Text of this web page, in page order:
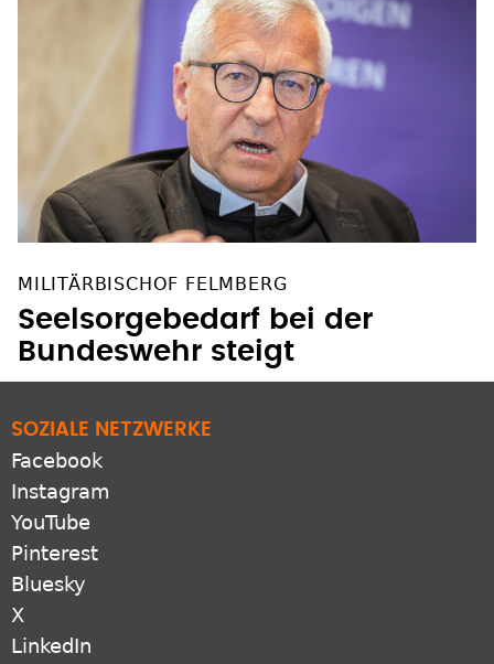
MILITÄRBISCHOF FELMBERG
Seelsorgebedarf bei der
Bundeswehr steigt
SOZIALE NETZWERKE
Facebook
Instagram
YouTube
Pinterest
Bluesky
X
LinkedIn